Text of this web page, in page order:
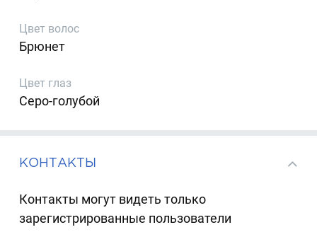
Цвет волос
Брюнет
Цвет глаз
Серо-голубой
КОНТАКТЫ
Контакты могут видеть только
зарегистрированные пользователи